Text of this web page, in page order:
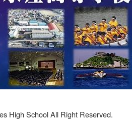
High School All Right Reserved.